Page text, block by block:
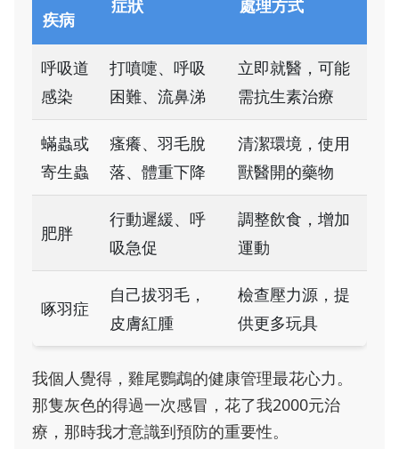
疾病
症狀 處理方式
呼吸道
感染
打噴嚏、呼吸
困難、流鼻涕
立即就醫，可能
需抗生素治療
蟎蟲或
寄生蟲
瘙癢、羽毛脫
落、體重下降
清潔環境，使用
獸醫開的藥物
肥胖
行動遲緩、呼
吸急促
調整飲食，增加
運動
啄羽症
自己拔羽毛，
皮膚紅腫
檢查壓力源，提
供更多玩具
我個人覺得，雞尾鸚鵡的健康管理最花心力。
那隻灰色的得過一次感冒，花了我2000元治
療，那時我才意識到預防的重要性。